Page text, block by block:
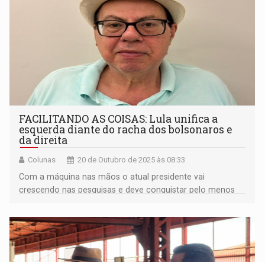
FACILITANDO AS COISAS: Lula unifica a
esquerda diante do racha dos bolsonaros e
da direita
Colunas 20 de Outubro de 2025 às 08:33
Com a máquina nas mãos o atual presidente vai
crescendo nas pesquisas e deve conquistar pelo menos